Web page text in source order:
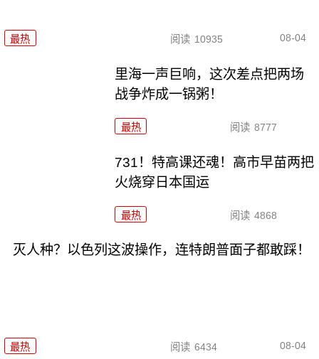
最热 阅读 10935 08-04
里海一声巨响，这次差点把两场
战争炸成一锅粥！
最热 阅读 8777
731！特高课还魂！高市早苗两把
火烧穿日本国运
最热 阅读 4868
灭人种？以色列这波操作，连特朗普面子都敢踩！
最热 阅读 6434 08-04